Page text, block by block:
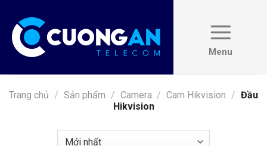
content
Trang chủ / Sản phẩm / Camera / Cam Hikvision / Đầu
Hikvision